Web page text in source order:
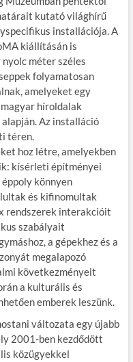
za
m
e
g
kutató világhírű
installációja. A
kiállításán is
méter széles
folyamatosan
amelyeket egy
híroldalak
Az installáció
téren.
hoz létre, amelyekben
kísérleti építményei
könnyen
és kifinomultak
rendszerek interakcióit
szabályait
a gépekhez és a
megalapozó
következményeit
a kulturális és
emberek leszünk.
változata egy újabb
2001-ben kezdődött
közügyekkel